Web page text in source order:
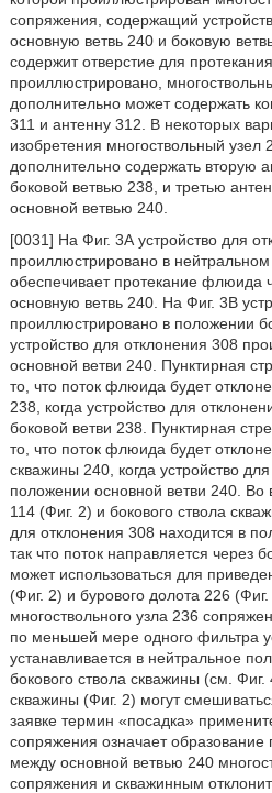
сопряжения, содержащий
основную ветвь 240 и боковую
содержит отверстие для
проиллюстрировано,
дополнительно может содержать
311 и антенну 312. В некоторых
изобретения многоствольный
дополнительно содержать вторую
боковой ветвью 238, и третью
основной ветвью 240.
[0031] На Фиг. 3А устройство для
проиллюстрировано в
обеспечивает протекание флюида
основную ветвь 240. На Фиг. 3В
проиллюстрировано в положении
устройство для отклонения 308
основной ветви 240. Пунктирная
то, что поток флюида будет
238, когда устройство для
боковой ветви 238. Пунктирная
то, что поток флюида будет
скважины 240, когда устройство
положении основной ветви 240. Во
114 (Фиг. 2) и бокового ствола
для отклонения 308 находится в
так что поток направляется через
может использоваться для
(Фиг. 2) и бурового долота 226
многоствольного узла 236
по меньшей мере одного фильтра
устанавливается в нейтральное
бокового ствола скважины (см. Фиг.
скважины (Фиг. 2) могут
заявке термин «посадка»
сопряжения означает образование
между основной ветвью 240
сопряжения и скважинным